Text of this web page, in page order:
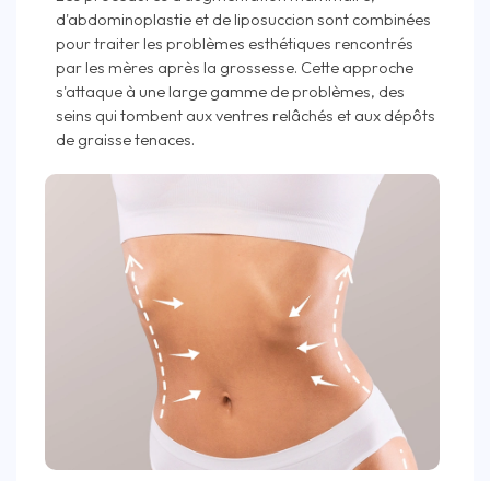
d'abdominoplastie et de liposuccion sont combinées
pour traiter les problèmes esthétiques rencontrés
par les mères après la grossesse. Cette approche
s'attaque à une large gamme de problèmes, des
seins qui tombent aux ventres relâchés et aux dépôts
de graisse tenaces.